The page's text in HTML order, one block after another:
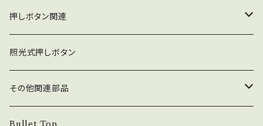
ジョイスティック本体
コネクタ接続型
ファストン端子型
ジョイスティック関連部品
レバーボール
単品部品（ジョイスティック）
NOBIモデル関連
押しボタン関連
押しボタン_30φ
30φ_ネジ式
30φ_差込式
押しボタン_24φ
24φ_ネジ式
単品部品（押しボタン）
照光式押しボタン
その他関連部品
電子部品